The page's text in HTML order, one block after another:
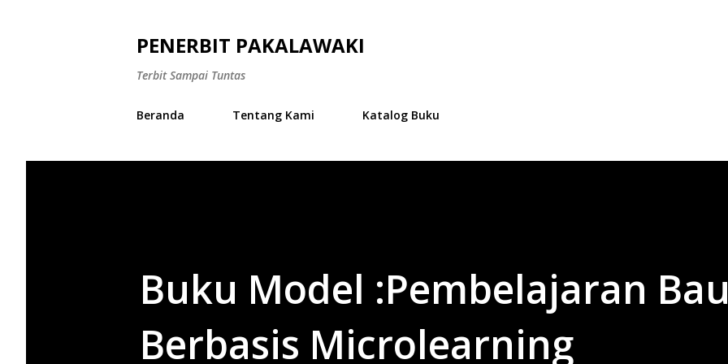
PENERBIT PAKALAWAKI
Terbit Sampai Tuntas
Beranda Tentang Kami Katalog Buku
Buku Model :Pembelajaran
Berbasis Microlearning